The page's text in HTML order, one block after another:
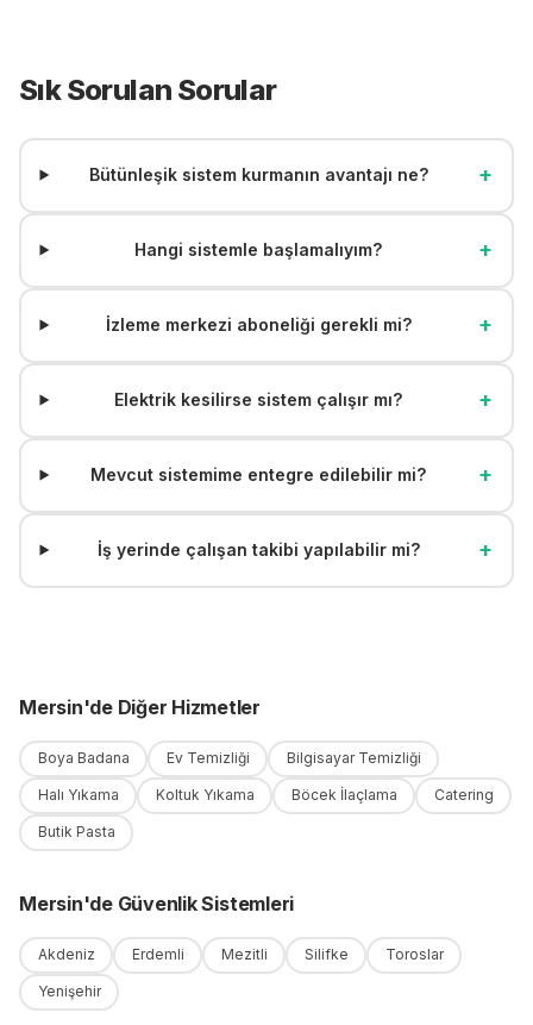
Sık Sorulan Sorular
Bütünleşik sistem kurmanın avantajı ne? +
Hangi sistemle başlamalıyım? +
İzleme merkezi aboneliği gerekli mi? +
Elektrik kesilirse sistem çalışır mı? +
Mevcut sistemime entegre edilebilir mi? +
İş yerinde çalışan takibi yapılabilir mi? +
Mersin'deDiğer Hizmetler
Boya Badana Ev Temizliği Bilgisayar Temizliği
Halı Yıkama Koltuk Yıkama Böcek İlaçlama Catering
Butik Pasta
Mersin'de Güvenlik Sistemleri
Akdeniz Erdemli Mezitli Silifke Toroslar
Yenişehir